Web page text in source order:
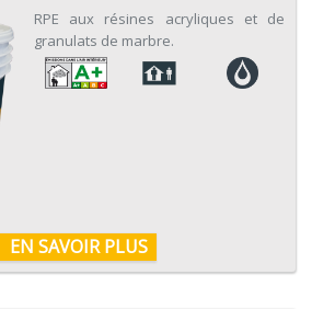
RPE aux résines acryliques et de
granulats de marbre.
EN SAVOIR PLUS